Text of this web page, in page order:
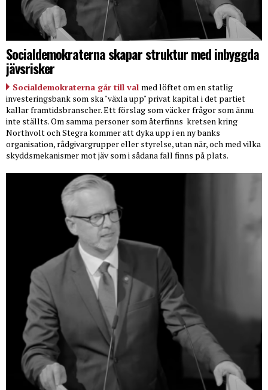
Socialdemokraterna skapar struktur med inbyggda
jävsrisker
Socialdemokraterna går till val med löftet om en statlig
investeringsbank som ska "växla upp" privat kapital i det partiet
kallar framtidsbranscher. Ett förslag som väcker frågor som ännu
inte ställts. Om samma personer som återfinns kretsen kring
Northvolt och Stegra kommer att dyka upp i en ny banks
organisation, rådgivargrupper eller styrelse, utan när, och med vilka
skyddsmekanismer mot jäv som i sådana fall finns på plats.